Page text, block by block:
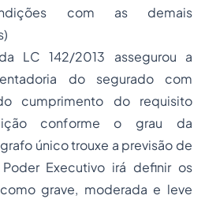
com as demais
LC 142/2013 assegurou a
do segurado com
cumprimento do requisito
conforme o grau da
único trouxe a previsão de
Executivo irá definir os
grave, moderada e leve